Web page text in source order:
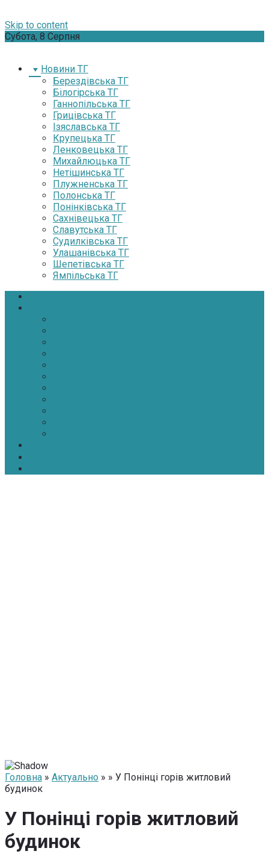
Skip to content
Субота, 8 Серпня
Новини ТГ
Берездівська ТГ
Білогірська ТГ
Ганнопільська ТГ
Грицівська ТГ
Ізяславська ТГ
Крупецька ТГ
Ленковецька ТГ
Михайлюцька ТГ
Нетішинська ТГ
Плужненська ТГ
Полонська ТГ
Понінківська ТГ
Сахнівецька ТГ
Славутська ТГ
Судилківська ТГ
Улашанівська ТГ
Шепетівська ТГ
Ямпільська ТГ
Головна » Актуально » » У Понінці горів житловий
будинок
У Понінці горів житловий
будинок